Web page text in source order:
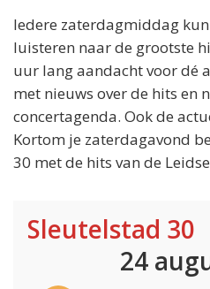
Iedere zaterdagmiddag
luisteren naar de grootste
uur lang aandacht voor dé
met nieuws over de hits en
concertagenda. Ook de
Kortom je zaterdagavond
30 met de hits van de
Sleutelstad 30
24